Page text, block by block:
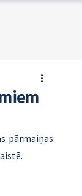
pārmaiņas